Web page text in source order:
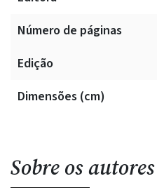
Número de páginas
Edição
Dimensões (cm)
Sobre os autores